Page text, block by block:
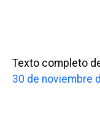
Texto completo
30 de noviembre